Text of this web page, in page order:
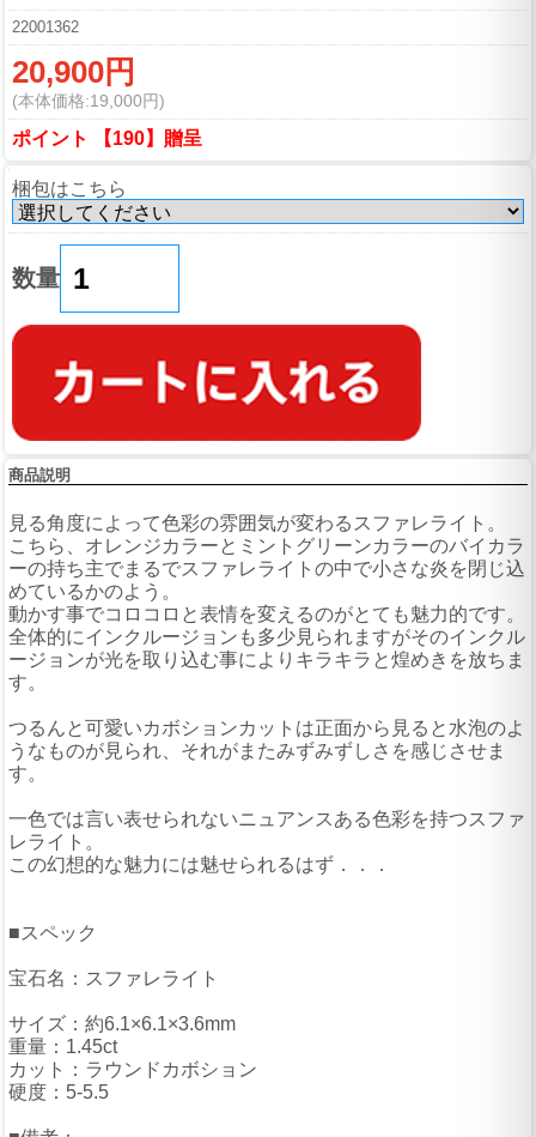
22001362
20,900円
(本体価格:19,000円)
ポイント 【190】贈呈
梱包はこちら
数量
商品説明
見る角度によって色彩の雰囲気が変わるスファレライト。
こちら、オレンジカラーとミントグリーンカラーのバイカラ
ーの持ち主でまるでスファレライトの中で小さな炎を閉じ込
めているかのよう。
動かす事でコロコロと表情を変えるのがとても魅力的です。
全体的にインクルージョンも多少見られますがそのインクル
ージョンが光を取り込む事によりキラキラと煌めきを放ちま
す。
つるんと可愛いカボションカットは正面から見ると水泡のよ
うなものが見られ、それがまたみずみずしさを感じさせま
す。
一色では言い表せられないニュアンスある色彩を持つスファ
レライト。
この幻想的な魅力には魅せられるはず．．．
■スペック
宝石名：スファレライト
サイズ：約6.1×6.1×3.6mm
重量：1.45ct
カット：ラウンドカボション
硬度：5-5.5